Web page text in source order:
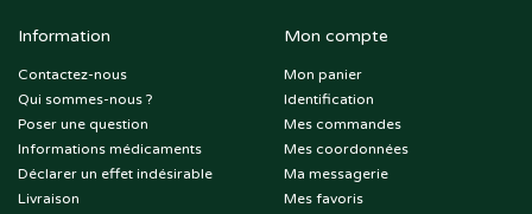
Information
Contactez-nous
Qui sommes-nous ?
Poser une question
Informations médicaments
Déclarer un effet indésirable
Livraison
Mon compte
Mon panier
Identification
Mes commandes
Mes coordonnées
Ma messagerie
Mes favoris